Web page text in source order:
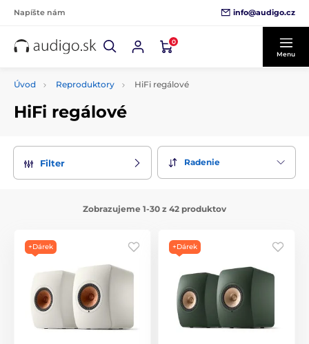
Napíšte nám info@audigo.cz
0
Menu
Úvod Reproduktory HiFi regálové
HiFi regálové
Filter Radenie
Zobrazujeme 1-30 z 42 produktov
+Dárek +Dárek